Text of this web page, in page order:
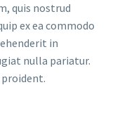
quis nostrud
ex ea commodo
in
nulla pariatur.